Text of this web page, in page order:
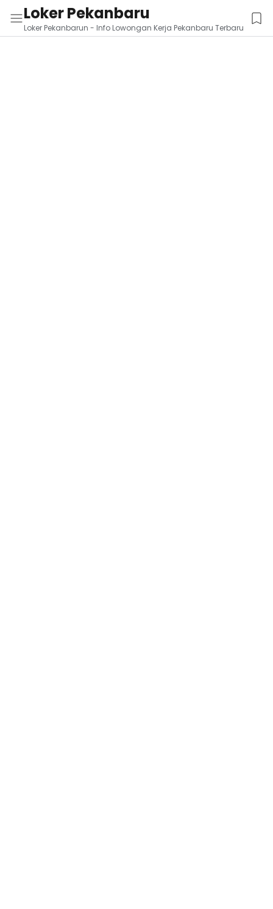
Loker Pekanbaru
Loker Pekanbarun - Info Lowongan Kerja Pekanbaru Terbaru